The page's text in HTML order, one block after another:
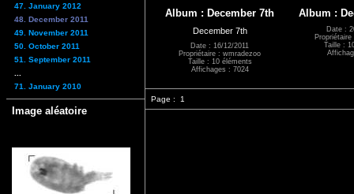
47. January 2012
48. December 2011
49. November 2011
50. October 2011
51. September 2011
71. January 2010
Image aléatoire
Album : December 7th
December 7th
Date : 16/12/2011
Propriétaire : wmradezoo
Taille : 10 éléments
Affichages : 7024
Album :
Date :
Taille :
Page : 1